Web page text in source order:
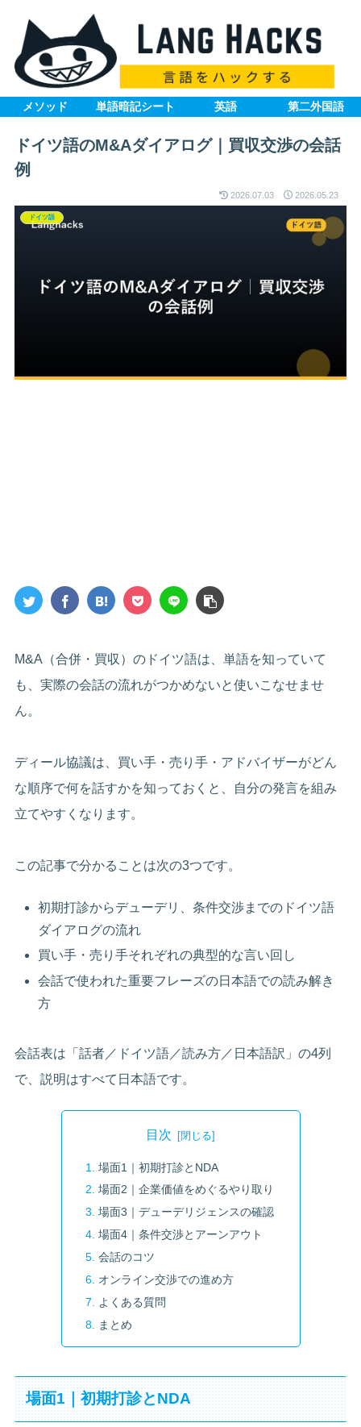
メソッド 単語暗記シート 英語 第二外国語
ドイツ語のM&Aダイアログ｜買収交渉の会話
例
2026.07.03 2026.05.23
ドイツ語
M&A（合併・買収）のドイツ語は、単語を知っていて
も、実際の会話の流れがつかめないと使いこなせませ
ん。
ディール協議は、買い手・売り手・アドバイザーがどん
な順序で何を話すかを知っておくと、自分の発言を組み
立てやすくなります。
この記事で分かることは次の3つです。
初期打診からデューデリ、条件交渉までのドイツ語
ダイアログの流れ
買い手・売り手それぞれの典型的な言い回し
会話で使われた重要フレーズの日本語での読み解き
方
会話表は「話者／ドイツ語／読み方／日本語訳」の4列
で、説明はすべて日本語です。
目次
場面1｜初期打診とNDA
場面2｜企業価値をめぐるやり取り
場面3｜デューデリジェンスの確認
場面4｜条件交渉とアーンアウト
会話のコツ
オンライン交渉での進め方
よくある質問
まとめ
場面1｜初期打診とNDA